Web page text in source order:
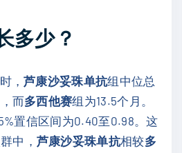
多少？
，芦康沙妥珠单抗组中位总
而多西他赛组为13.5个月。
置信区间为0.40至0.98。这
中， 芦康沙妥珠单抗相较多